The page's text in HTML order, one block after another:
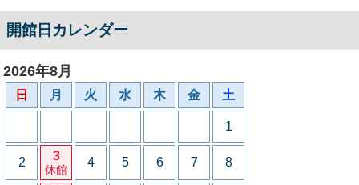
開館日カレンダー
2026年8月
日 月 火 水 木 金 土
1
2 3
休館
4 5 6 7 8